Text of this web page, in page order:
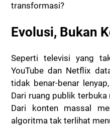
transformasi?
Evolusi, Bukan
Seperti televisi yang
YouTube dan Netflix
tidak benar-benar
Dari ruang publik
Dari konten massal
algoritma tak terlihat